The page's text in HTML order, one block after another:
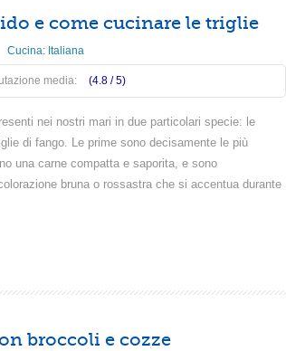
e come cucinare le triglie
Cucina: Italiana
media: (4.8 /5)
nei nostri mari in due particolari specie: le
di fango. Le prime sono decisamente le più
una carne compatta e saporita, e sono
bruna o rossastra che si accentua durante
broccoli e cozze